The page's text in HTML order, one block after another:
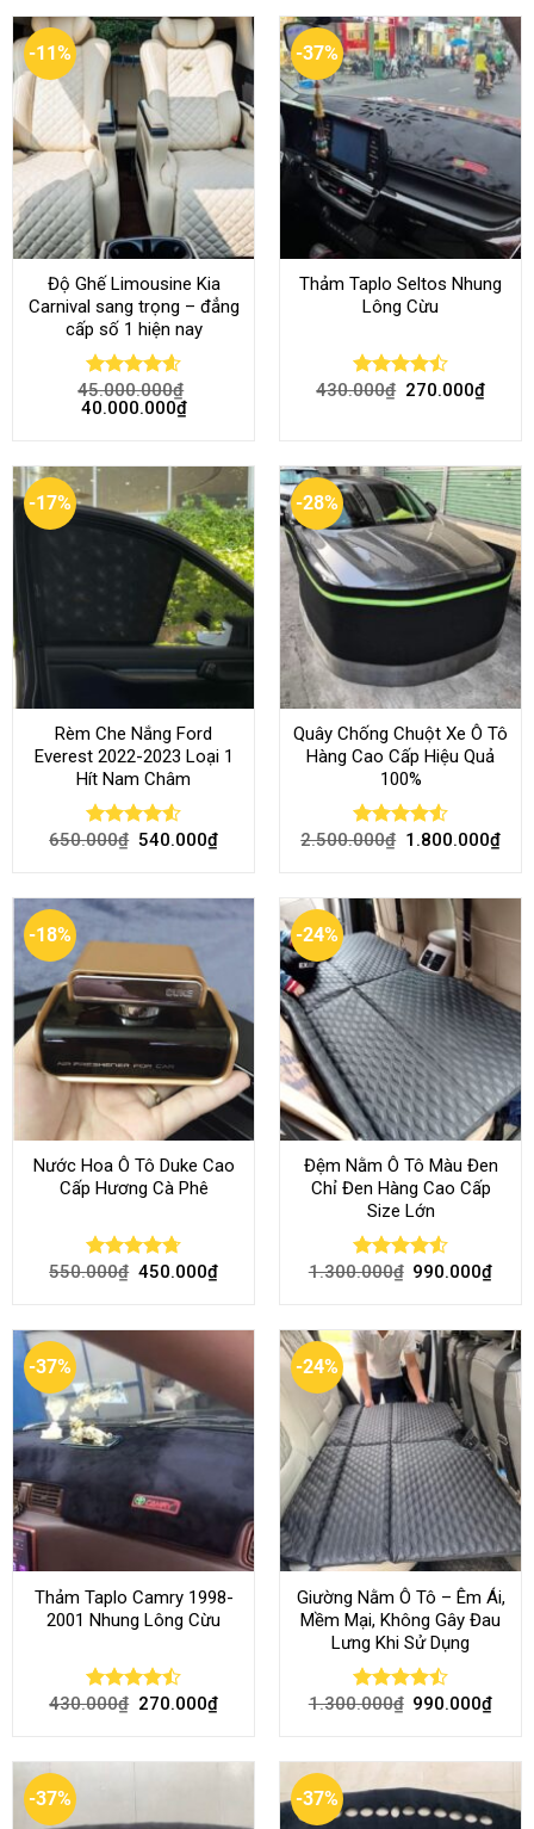
-11%
Độ Ghế Limousine Kia
Carnival sang trọng – đẳng
cấp số 1 hiện nay
Rated4.58
out of 5
45.000.000₫
40.000.000₫
-37%
Thảm Taplo Seltos Nhung
Lông Cừu
Rated
430.000₫ 270.000₫
-17%
Rèm Che Nắng Ford
Everest 2022-2023 Loại 1
Hít Nam Châm
Rated4.51
650.000₫ 540.000₫
-28%
Quây Chống Chuột Xe Ô Tô
Hàng Cao Cấp Hiệu Quả
100%
Rated 4.51
2.500.000₫ 1.800.000₫
-18%
Nước Hoa Ô Tô Duke Cao
Cấp Hương Cà Phê
Rated4.70
550.000₫ 450.000₫
-24%
Đệm Nằm Ô Tô Màu Đen
Chỉ Đen Hàng Cao Cấp
Size Lớn
Rated 4.54
1.300.000₫ 990.000₫
-37%
Thảm Taplo Camry 1998-
2001 Nhung Lông Cừu
Rated
430.000₫ 270.000₫
-24%
Giường Nằm Ô Tô – Êm Ái,
Mềm Mại, Không Gây Đau
Lưng Khi Sử Dụng
Rated
1.300.000₫ 990.000₫
-37% -37%